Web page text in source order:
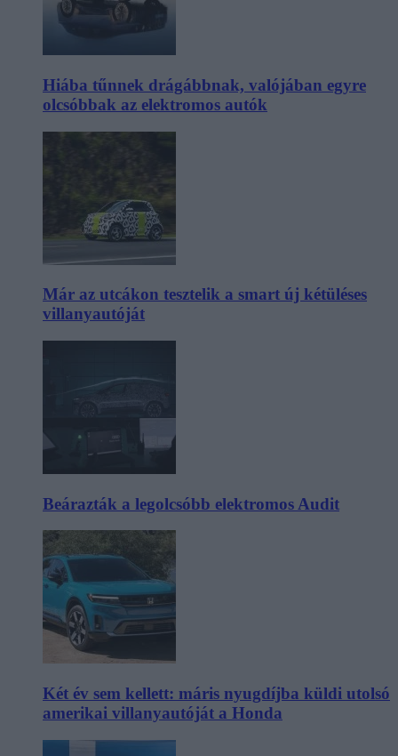
Hiába tűnnek drágábbnak, valójában egyre
olcsóbbak az elektromos autók
Már az utcákon tesztelik a smart új kétüléses
villanyautóját
Beárazták a legolcsóbb elektromos Audit
Két év sem kellett: máris nyugdíjba küldi utolsó
amerikai villanyautóját a Honda